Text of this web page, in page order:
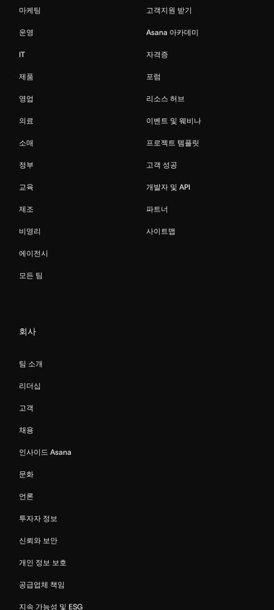
마케팅
운영
IT
제품
영업
의료
소매
정부
교육
제조
비영리
에이전시
모든 팀
고객지원 받기
Asana 아카데미
자격증
포럼
리소스 허브
이벤트 및 웨비나
프로젝트 템플릿
고객 성공
개발자 및 API
파트너
사이트맵
회사
팀 소개
리더십
고객
채용
인사이드 Asana
문화
언론
투자자 정보
신뢰와 보안
개인 정보 보호
공급업체 책임
지속 가능성 및 ESG